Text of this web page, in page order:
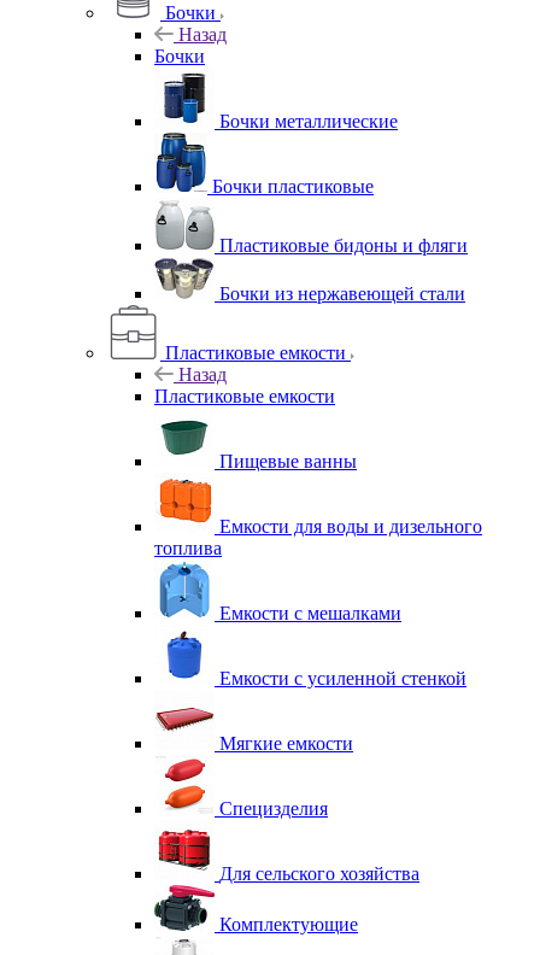
Бочки
Назад
Бочки
Бочки металлические
Бочки пластиковые
Пластиковые бидоны и фляги
Бочки из нержавеющей стали
Пластиковые емкости
Назад
Пластиковые емкости
Пищевые ванны
Емкости для воды и дизельного
топлива
Емкости с мешалками
Емкости с усиленной стенкой
Мягкие емкости
Специзделия
Для сельского хозяйства
Комплектующие